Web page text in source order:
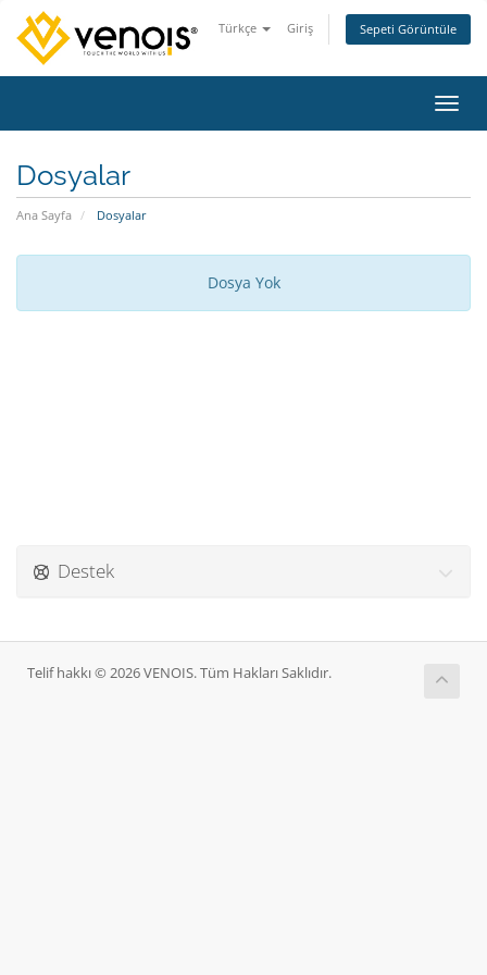
Türkçe Giriş Sepeti Görüntüle
Dosyalar
Ana Sayfa Dosyalar
Dosya Yok
Destek
Telif hakkı © 2026 VENOIS. Tüm Hakları Saklıdır.